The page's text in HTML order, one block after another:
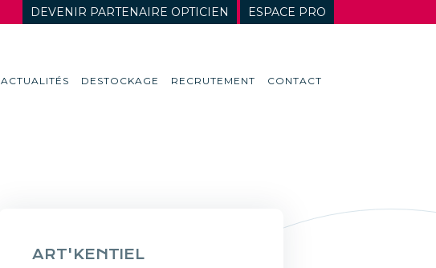
DEVENIR PARTENAIRE OPTICIEN ESPACE PRO
ACTUALITÉS DESTOCKAGE RECRUTEMENT CONTACT
ART'KENTIEL